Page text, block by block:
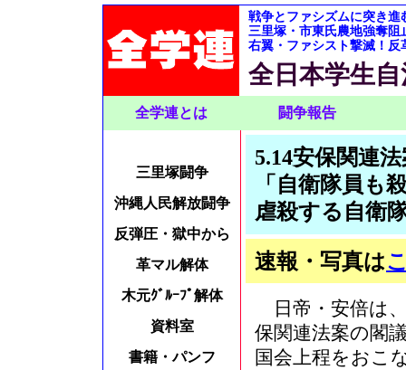
戦争とファシズムに突き
三里塚・市東氏農地強奪阻
右翼・ファシスト撃滅！
全日本学生
全学連とは 闘争報告
三里塚闘争
沖縄人民解放闘争
反弾圧・獄中から
革マル解体
木元ｸﾞﾙｰﾌﾟ解体
資料室
書籍・パンフ
5.14安保関連
「自衛隊員も
虐殺する自衛
速報・写真は
日帝・安倍は
保関連法案の閣
国会上程をおこ